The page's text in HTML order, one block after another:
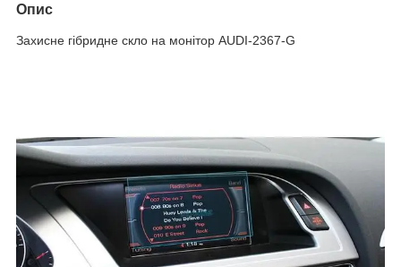
Опис
Захисне гібридне скло на монітор AUDI-2367-G